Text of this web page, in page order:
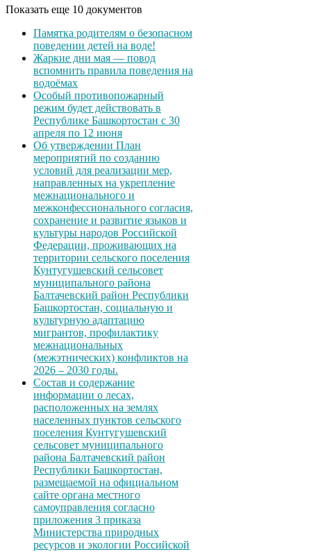
Показать еще 10 документов
Памятка родителям о безопасном
поведении детей на воде!
Жаркие дни мая — повод
вспомнить правила поведения на
водоёмах
Особый противопожарный
режим будет действовать в
Республике Башкортостан с 30
апреля по 12 июня
Об утверждении План
мероприятий по созданию
условий для реализации мер,
направленных на укрепление
межнационального и
межконфессионального согласия,
сохранение и развитие языков и
культуры народов Российской
Федерации, проживающих на
территории сельского поселения
Кунтугушевский сельсовет
муниципального района
Балтачевский район Республики
Башкортостан, социальную и
культурную адаптацию
мигрантов, профилактику
межнациональных
(межэтнических) конфликтов на
2026 – 2030 годы.
Состав и содержание
информации о лесах,
расположенных на землях
населенных пунктов сельского
поселения Кунтугушевский
сельсовет муниципального
района Балтачевский район
Республики Башкортостан,
размещаемой на официальном
сайте органа местного
самоуправления согласно
приложения 3 приказа
Министерства природных
ресурсов и экологии Российской